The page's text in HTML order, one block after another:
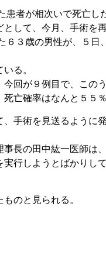
患者が相次いで死亡し
して、今月、手術を
６３歳の男性が、５日
る。
回が９例目で、この
亡確率はなんと５５％
手術を見送るように
長の田中紘一医師は
行しようとばかりし
のと見られる。